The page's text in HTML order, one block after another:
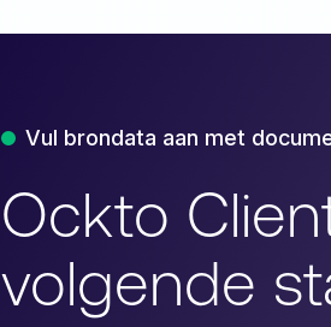
Vul brondata aan met
Ockto
volgende